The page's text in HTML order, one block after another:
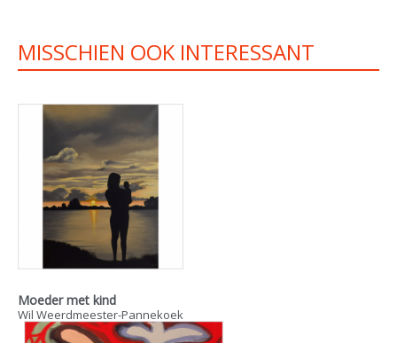
MISSCHIEN OOK INTERESSANT
Moeder met kind
Wil Weerdmeester-Pannekoek